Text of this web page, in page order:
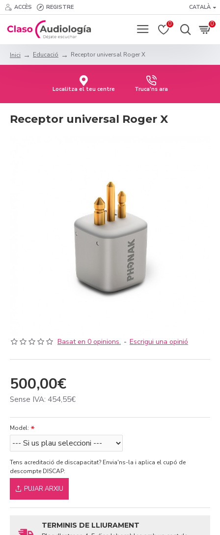
ACCÈS REGISTRE CATALÀ
0 0
Inici Educació Receptor universal Roger X
Localitza el teu centre Truca'ns ara
Receptor universal Roger X
Basat en 0 opinions. - Escrigui una opinió
500,00€
Sense IVA: 454,55€
Model:
Tens acreditació de discapacitat? Envia'ns-la i aplica el cupó de
descompte DISCAP:
PUJAR ARXIU
TERMINIS DE LLIURAMENT